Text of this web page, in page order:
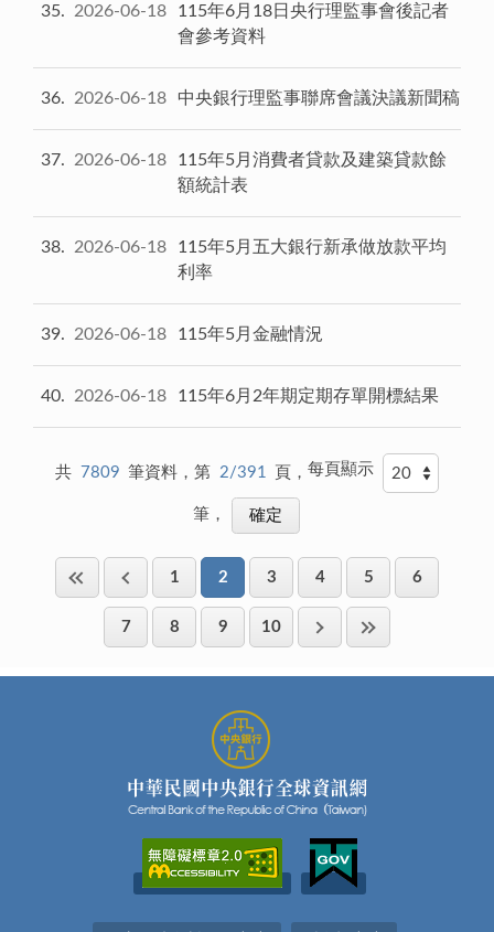
35 2026-06-18
115年6月18日央行理監事會後記者
會參考資料
36 2026-06-18 中央銀行理監事聯席會議決議新聞稿
37 2026-06-18
115年5月消費者貸款及建築貸款餘
額統計表
38 2026-06-18
115年5月五大銀行新承做放款平均
利率
39 2026-06-18 115年5月金融情況
40 2026-06-18 115年6月2年期定期存單開標結果
共 7809 筆資料，第 2/391 頁， 每頁顯示
筆，
1 2 3 4 5 6
7 8 9 10